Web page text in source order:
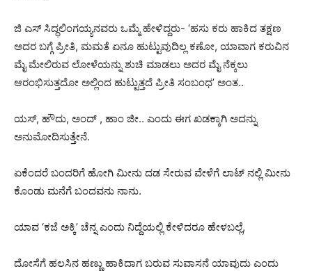
ಜಿ ಎಸ್ ಸಿದ್ಧಲಿಂಗಯ್ಯನವರು ಒಮ್ಮೆ ಹೇಳಿದ್ದರು- ‘ಹಸು ಕರು ಹಾಕಿದ ತಕ್ಷಣ
ಅದರ ಬಗ್ಗೆ ಪ್ರೀತಿ, ಮಮತೆ ಏನೂ ಹುಟ್ಟುವುದಿಲ್ಲ ಕಣೋ, ಯಾವಾಗ ಕರುವಿನ
ಮೈ ಮೇಲಿರುವ ಲೋಳೆಯನ್ನು ಶುಚಿ ಮಾಡಲು ಅದರ ಮೈ ನೆಕ್ಕಲು
ಆರಂಭಿಸುತ್ತದೋ ಅಲ್ಲಿಂದ ಹುಟ್ಟುತ್ತದೆ ಪ್ರೀತಿ ಸಂಬಂಧ’ ಅಂತ..
ಯಸ್, ಹೌದು, ಅಂದ್ , ಹಾಂ ಜೀ.. ಎಂದು ಈಗ ಖಡಕ್ಕಾಗಿ ಅದನ್ನು
ಅನುಮೋದಿಸುತ್ತೇನೆ.
ಏಕೆಂದರೆ ಬಂದರಿಗೆ ಹೋಗಿ ಮೀನು ದಡ ಸೇರುವ ವೇಳೆಗೆ ಲಾಟ್ ನಲ್ಲಿ ಮೀನು
ಕೊಂಡು ಮನೆಗೆ ಬಂದವನು ನಾನು.
ಯಾವ ‘ಕಜೆ ಅಕ್ಕಿ’ ಚೆನ್ನ ಎಂದು ನಿದ್ದೆಯಲ್ಲಿ ಕೇಳಿದರೂ ಹೇಳಬಲ್ಲೆ,
ದೋಸೆಗೆ ಹಲಸಿನ ಹಣ್ಣು ಹಾಕಿದಾಗ ಬರುವ ಸುವಾಸನೆ ಯಾವುದು ಎಂದು